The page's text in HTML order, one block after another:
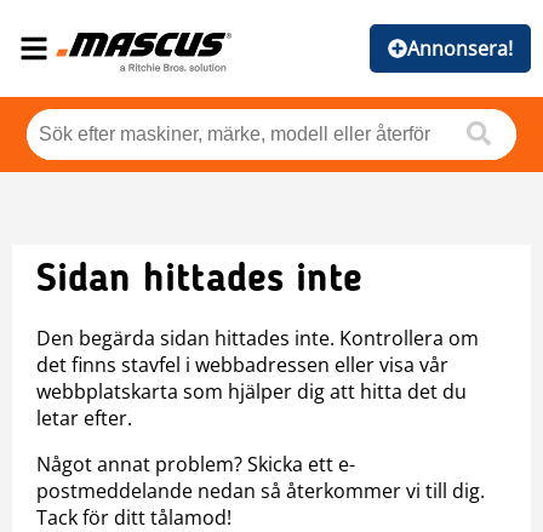
Annonsera!
Sidan hittades inte
Den begärda sidan hittades inte. Kontrollera om
det finns stavfel i webbadressen eller visa vår
webbplatskarta som hjälper dig att hitta det du
letar efter.
Något annat problem? Skicka ett e-
postmeddelande nedan så återkommer vi till dig.
Tack för ditt tålamod!